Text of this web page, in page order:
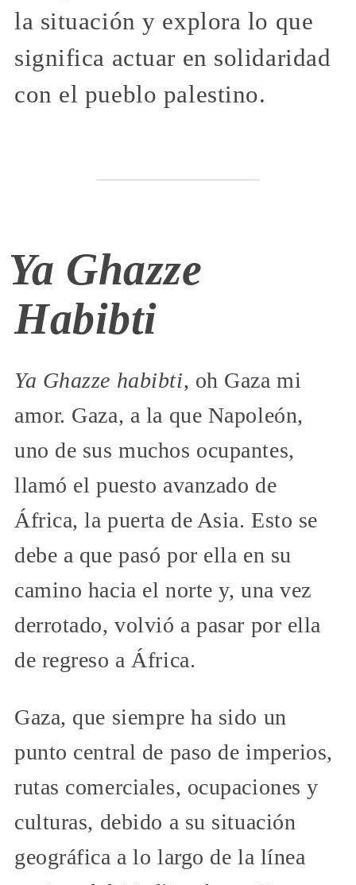
la situación y explora lo que
significa actuar en solidaridad
con el pueblo palestino.
Ya Ghazze
Habibti
Ya Ghazze habibti, oh Gaza mi
amor. Gaza, a la que Napoleón,
uno de sus muchos ocupantes,
llamó el puesto avanzado de
África, la puerta de Asia. Esto se
debe a que pasó por ella en su
camino hacia el norte y, una vez
derrotado, volvió a pasar por ella
de regreso a África.
Gaza, que siempre ha sido un
punto central de paso de imperios,
rutas comerciales, ocupaciones y
culturas, debido a su situación
geográfica a lo largo de la línea